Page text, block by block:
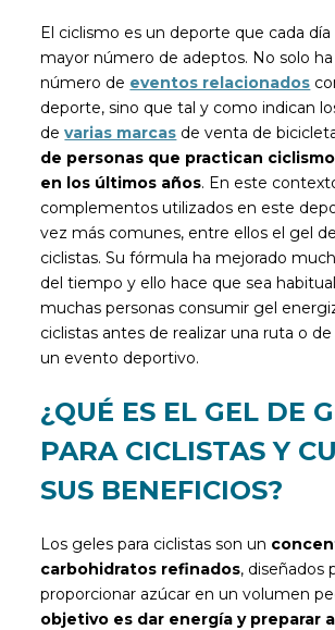
El ciclismo es un deporte que cada día
mayor número de adeptos. No solo
número de eventos relacionados
deporte, sino que tal y como indican
de varias marcas de venta de
de personas que practican
en los últimos años. En este
complementos utilizados en este
vez más comunes, entre ellos el gel
ciclistas. Su fórmula ha mejorado
del tiempo y ello hace que sea
muchas personas consumir gel
ciclistas antes de realizar una ruta o
un evento deportivo.
¿QUÉ ES EL GEL DE
PARA CICLISTAS Y
SUS BENEFICIOS?
Los geles para ciclistas son un
carbohidratos refinados, diseñados
proporcionar azúcar en un volumen
objetivo es dar energía y preparar